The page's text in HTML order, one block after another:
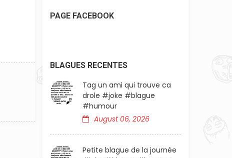
PAGE FACEBOOK
BLAGUES RECENTES
Tag un ami qui trouve ca
drole #joke #blague
#humour
August 06, 2026
Petite blague de la journée